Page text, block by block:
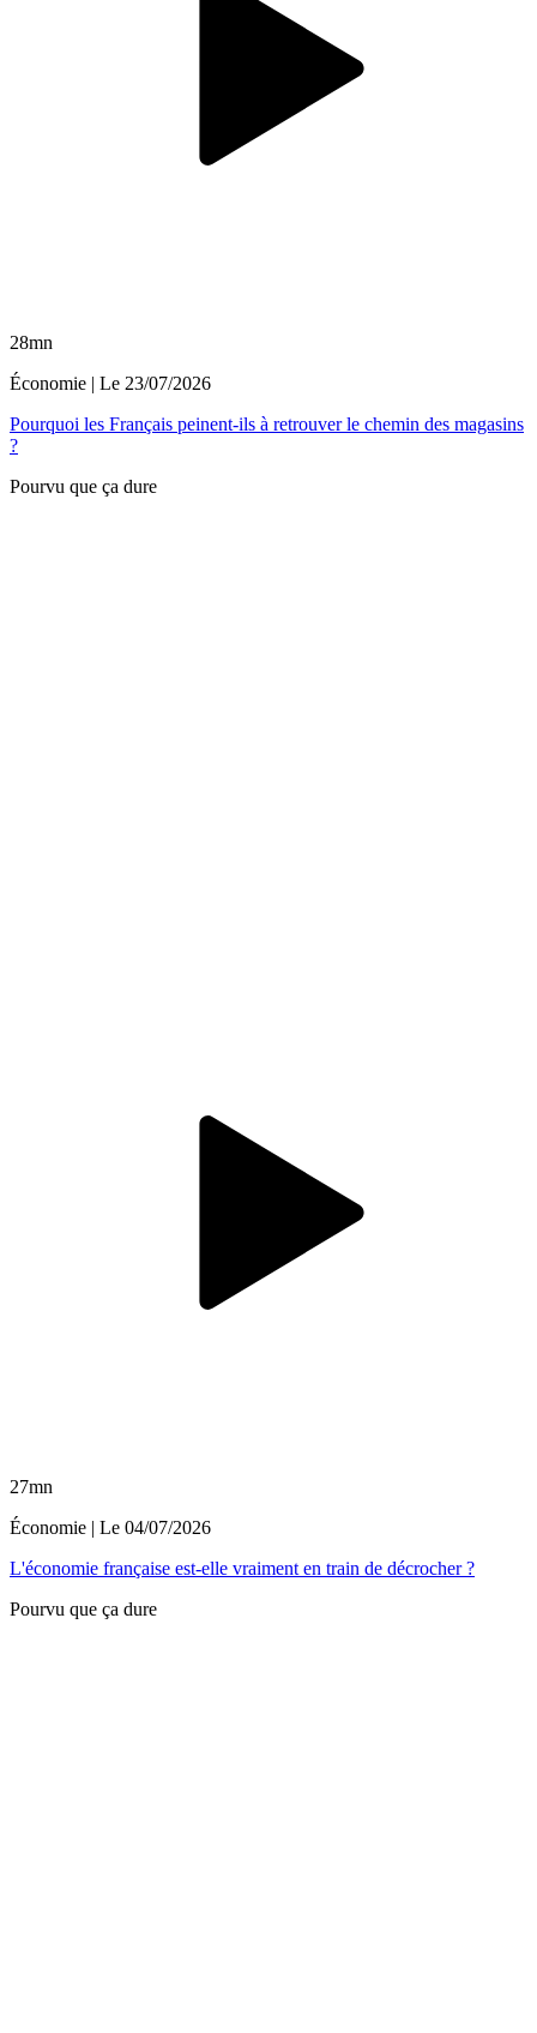
28mn
Économie | Le 23/07/2026
Pourquoi les Français peinent-ils à retrouver le chemin des magasins
?
Pourvu que ça dure
27mn
Économie | Le 04/07/2026
L'économie française est-elle vraiment en train de décrocher ?
Pourvu que ça dure